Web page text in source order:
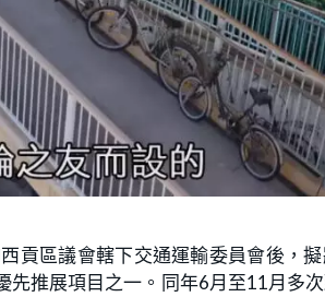
貢區議會轄下交通運輸委員會後，
先推展項目之一。同年6月至11月多